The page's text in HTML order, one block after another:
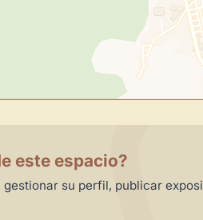
este espacio?
su perfil, publicar